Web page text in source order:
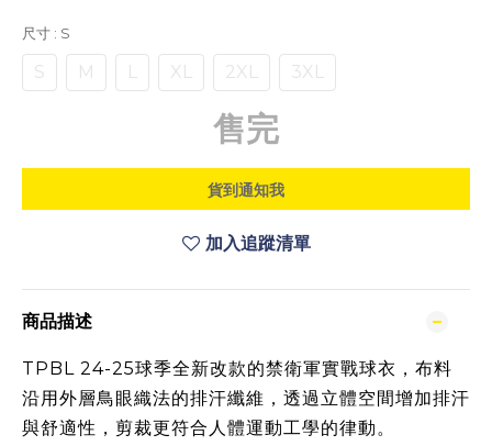
尺寸 : S
S M L XL 2XL 3XL
售完
貨到通知我
加入追蹤清單
商品描述
TPBL 24-25球季全新改款的禁衛軍實戰球衣，布料
沿用外層鳥眼織法的排汗纖維，透過立體空間增加排汗
與舒適性，剪裁更符合人體運動工學的律動。